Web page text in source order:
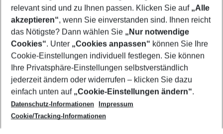
Footer
Footer navigation
Über uns
AGB
Cookie-Einstellungen ändern
Cookie-Richtlinie
Datenschutz
Service & Hilfe
Barrierefreies Reisen
Check-in
Folgen Sie uns
relevant sind und zu Ihnen passen. Klicken Sie auf „Alle
akzeptieren“, wenn Sie einverstanden sind. Ihnen reicht
das Nötigste? Dann wählen Sie „Nur notwendige
Cookies“. Unter „Cookies anpassen“ können Sie Ihre
Cookie-Einstellungen individuell festlegen. Sie können
Ihre Privatsphäre-Einstellungen selbstverständlich
jederzeit ändern oder widerrufen – klicken Sie dazu
einfach unten auf „Cookie-Einstellungen ändern“.
Datenschutz-Informationen
Impressum
Cookie/Tracking-Informationen